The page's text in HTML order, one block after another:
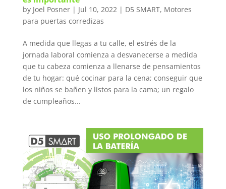
by Joel Posner| Jul 10, 2022| D5 SMART, Motores
para puertas corredizas
A medida que llegas a tu calle, el estrés de la
jornada laboral comienza a desvanecerse a medida
que tu cabeza comienza a llenarse de pensamientos
de tu hogar: qué cocinar para la cena; conseguir que
los niños se bañen y listos para la cama; un regalo
de cumpleaños...